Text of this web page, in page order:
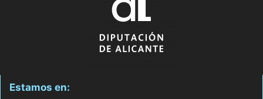
Estamos en: